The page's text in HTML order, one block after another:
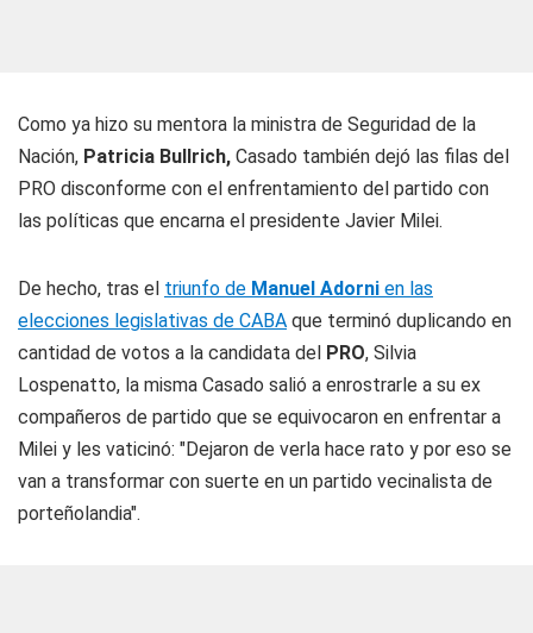
Como ya hizo su mentora la ministra de Seguridad de la
Nación, Patricia Bullrich, Casado también dejó las filas del
PRO disconforme con el enfrentamiento del partido con
las políticas que encarna el presidente Javier Milei.
De hecho, tras el triunfo de Manuel Adorni en las
elecciones legislativas de CABA que terminó duplicando en
cantidad de votos a la candidata del PRO, Silvia
Lospenatto, la misma Casado salió a enrostrarle a su ex
compañeros de partido que se equivocaron en enfrentar a
Milei y les vaticinó: "Dejaron de verla hace rato y por eso se
van a transformar con suerte en un partido vecinalista de
porteñolandia".